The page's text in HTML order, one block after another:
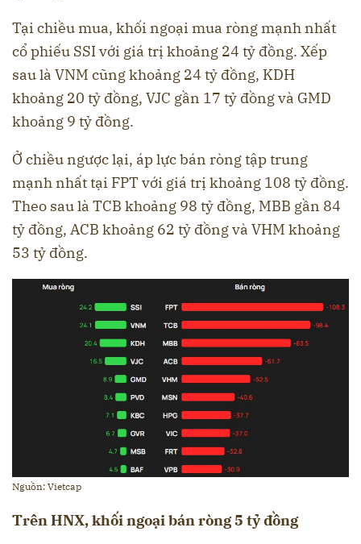
Tại chiều mua, khối ngoại mua ròng mạnh nhất
cổ phiếu SSI với giá trị khoảng 24 tỷ đồng. Xếp
sau là VNM cũng khoảng 24 tỷ đồng, KDH
khoảng 20 tỷ đồng, VJC gần 17 tỷ đồng và GMD
khoảng 9 tỷ đồng.
Ở chiều ngược lại, áp lực bán ròng tập trung
mạnh nhất tại FPT với giá trị khoảng 108 tỷ đồng.
Theo sau là TCB khoảng 98 tỷ đồng, MBB gần 84
tỷ đồng, ACB khoảng 62 tỷ đồng và VHM khoảng
53 tỷ đồng.
Nguồn: Vietcap
Trên HNX, khối ngoại bán ròng 5 tỷ đồng